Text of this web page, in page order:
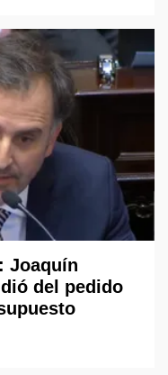
Joaquín
del pedido